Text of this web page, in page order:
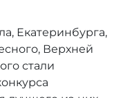
Екатеринбурга,
Верхней
стали